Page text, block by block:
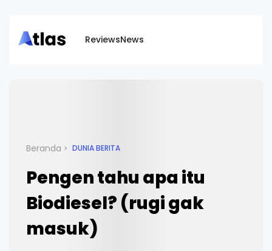
ReviewsNews
Beranda DUNIA BERITA
Pengen tahu apa itu
Biodiesel? (rugi gak
masuk)